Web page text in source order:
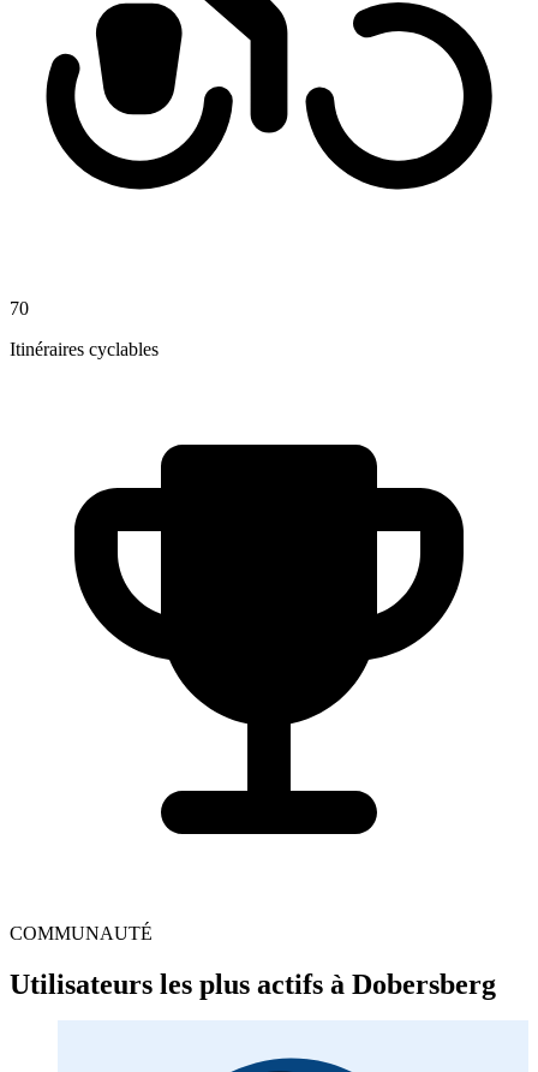
70
Itinéraires cyclables
COMMUNAUTÉ
Utilisateurs les plus actifs à Dobersberg